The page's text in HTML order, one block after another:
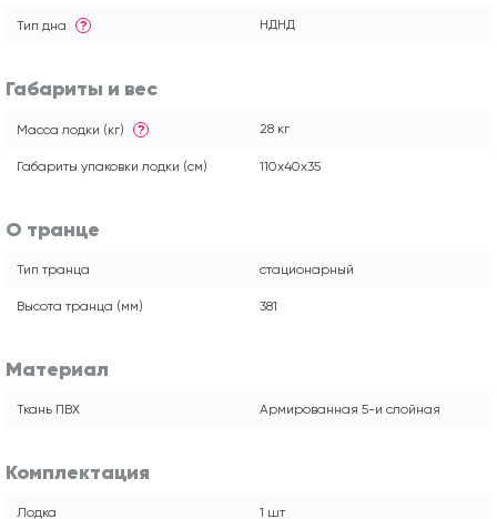
Тип дна ? НДНД
Габариты и вес
Масса лодки (кг) ? 28 кг
Габариты упаковки лодки (см) 110x40x35
О транце
Тип транца стационарный
Высота транца (мм) 381
Материал
Ткань ПВХ Армированная 5-и слойная
Комплектация
Лодка 1 шт